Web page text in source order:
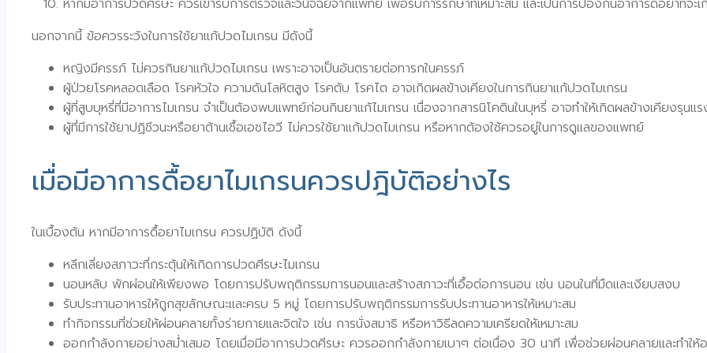
หากมีอาการปวดศีรษะ ควรเข้ารับการตรวจและวินิจฉัยจากแพทย์ เพื่อรับการรักษาที่เหมาะสม และเป็นการป้องกันอาการดื้อยาที่จะ
นอกจากนี้ ข้อควรระวังในการใช้ยาแก้ปวดไมเกรน มีดังนี้
หญิงมีครรภ์ ไม่ควรกินยาแก้ปวดไมเกรน เพราะอาจเป็นอันตรายต่อทารกในครรภ์
ผู้ป่วยโรคหลอดเลือด โรคหัวใจ ความดันโลหิตสูง โรคตับ โรคไต อาจเกิดผลข้างเคียงในการกินยาแก้ปวดไมเกรน
ผู้ที่สูบบุหรี่ที่มีอาการไมเกรน จำเป็นต้องพบแพทย์ก่อนกินยาแก้ไมเกรน เนื่องจากสารนิโคตินในบุหรี่ อาจทำให้เกิดผลข้างเคียงรุนแร
ผู้ที่มีการใช้ยาปฏิชีวนะหรือยาต้านเชื้อเอชไอวี ไม่ควรใช้ยาแก้ปวดไมเกรน หรือหากต้องใช้ควรอยู่ในการดูแลของแพทย์
เมื่อมีอาการดื้อยาไมเกรนควรปฎิบัติอย่างไร
ในเบื้องต้น หากมีอาการดื้อยาไมเกรน ควรปฏิบัติ ดังนี้
หลีกเลี่ยงสภาวะที่กระตุ้นให้เกิดการปวดศีรษะไมเกรน
นอนหลับ พักผ่อนให้เพียงพอ โดยการปรับพฤติกรรมการนอนและสร้างสภาวะที่เอื้อต่อการนอน เช่น นอนในที่มืดและเงียบสงบ
รับประทานอาหารให้ถูกสุขลักษณะและครบ 5 หมู่ โดยการปรับพฤติกรรมการรับประทานอาหารให้เหมาะสม
ทำกิจกรรมที่ช่วยให้ผ่อนคลายทั้งร่ายกายและจิตใจ เช่น การนั่งสมาธิ หรือหาวิธีลดความเครียดให้เหมาะสม
ออกกำลังกายอย่างสม่ำเสมอ โดยเมื่อมีอาการปวดศีรษะ ควรออกกำลังกายเบาๆ ต่อเนื่อง 30 นาที เพื่อช่วยผ่อนคลายและทำให้